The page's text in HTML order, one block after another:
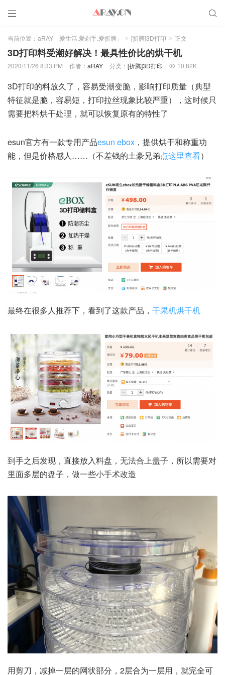
 
当前位置： aRAY「爱生活.爱剁手.爱折腾」 > [折腾]3D打印 > 正文
3D打印料受潮好解决！最具性价比的烘干机
2020/11/26 8:33 PM 作者： aRAY 分类： [折腾]3D打印  10.82K
3D打印的料放久了，容易受潮变脆，影响打印质量（典型
特征就是脆，容易短，打印拉丝现象比较严重），这时候只
需要把料烘干处理，就可以恢复原有的特性了
esun官方有一款专用产品esun ebox ，提供烘干和称重功
能，但是价格感人……（不差钱的土豪兄弟点这里查看）
最终在很多人推荐下，看到了这款产品， 干果机烘干机
到手之后发现，直接放入料盘，无法合上盖子，所以需要对
里面多层的盘子，做一些小手术改造
用剪刀，减掉一层的网状部分，2层合为一层用，就完全可